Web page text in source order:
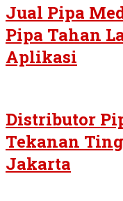
Jual Pipa
Pipa Tahan
Aplikasi
Distributor
Tekanan
Jakarta